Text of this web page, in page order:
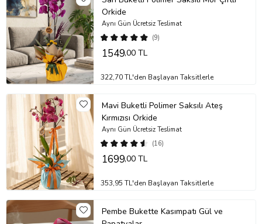
Orkide
(9)
Aynı Gün Ücretsiz Teslimat
1549,00 TL
322,70 TL'den Başlayan Taksitlerle
Mavi Buketli Polimer Saksılı Ateş
Kırmızısı Orkide
(16)
Aynı Gün Ücretsiz Teslimat
1699,00 TL
353,95 TL'den Başlayan Taksitlerle
Pembe Bukette Kasımpatı Gül ve